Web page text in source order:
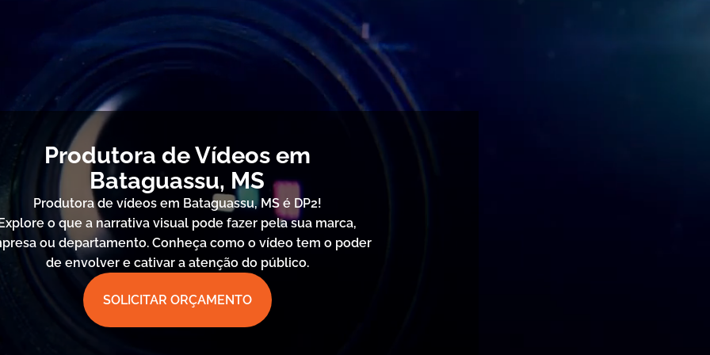
Produtora de Vídeos em
Bataguassu, MS
Produtora de vídeos em Bataguassu, MS é DP2!
o que a narrativa visual pode fazer pela sua marca,
ou departamento. Conheça como o vídeo tem o poder
de envolver e cativar a atenção do público.
SOLICITAR ORÇAMENTO